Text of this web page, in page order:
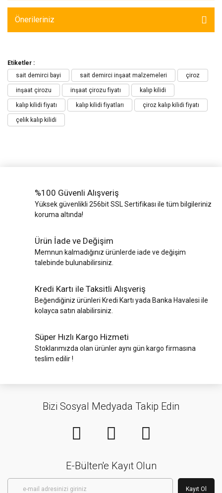
Önerileriniz
Etiketler :
sait demirci bayi
sait demirci inşaat malzemeleri çiroz
inşaat çirozu inşaat çirozu fiyatı kalıp kilidi
kalıp kilidi fiyatı kalıp kilidi fiyatları çiroz kalıp kilidi fiyatı
çelik kalıp kilidi
%100 Güvenli Alışveriş
Yüksek güvenlikli 256bit SSL Sertifikası ile tüm bilgileriniz
koruma altında!
Ürün İade ve Değişim
Memnun kalmadığınız ürünlerde iade ve değişim
talebinde bulunabilirsiniz.
Kredi Kartı ile Taksitli Alışveriş
Beğendiğiniz ürünleri Kredi Kartı yada Banka Havalesi ile
kolayca satın alabilirsiniz.
Süper Hızlı Kargo Hizmeti
Stoklarımızda olan ürünler aynı gün kargo firmasına
teslim edilir !
Bizi Sosyal Medyada Takip Edin
E-Bülten'e Kayıt Olun
Kayıt Ol